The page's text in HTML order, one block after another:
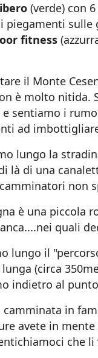
(verde) con
piegamenti sulle
fitness
il Monte
è molto nitida.
sentiamo i
ad
lungo la
là di una
non
è una piccola
quali
lungo il
(circa
indietro al
in
avete in
che